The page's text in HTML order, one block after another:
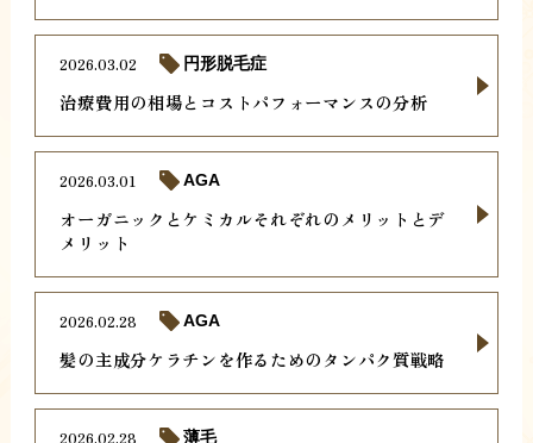
治療費用の相場とコストパフォーマンスの分析
2026.03.02 円形脱毛症
オーガニックとケミカルそれぞれのメリットとデ
メリット
2026.03.01 AGA
髪の主成分ケラチンを作るためのタンパク質戦略
2026.02.28 AGA
2026.02.28 薄毛